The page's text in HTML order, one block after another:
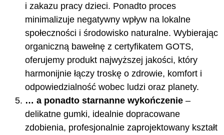
i zakazu pracy dzieci. Ponadto proces
minimalizuje negatywny wpływ na lokalne
społeczności i środowisko naturalne. Wybierając
organiczną bawełnę z certyfikatem GOTS,
oferujemy produkt najwyższej jakości, który
harmonijnie łączy troskę o zdrowie, komfort i
odpowiedzialność wobec ludzi oraz planety.
… a ponadto starnanne wykończenie –
delikatne gumki, idealnie dopracowane
zdobienia, profesjonalnie zaprojektowany kształt